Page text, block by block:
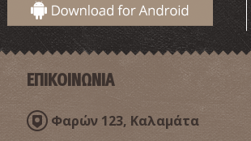
ΕΠΙΚΟΙΝΩΝΙΑ
Φαρών 123, Καλαμάτα